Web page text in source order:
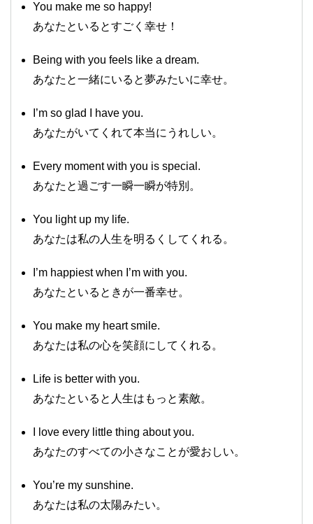
You make me so happy!
あなたといるとすごく幸せ！
Being with you feels like a dream.
あなたと一緒にいると夢みたいに幸せ。
I’m so glad I have you.
あなたがいてくれて本当にうれしい。
Every moment with you is special.
あなたと過ごす一瞬一瞬が特別。
You light up my life.
あなたは私の人生を明るくしてくれる。
I’m happiest when I’m with you.
あなたといるときが一番幸せ。
You make my heart smile.
あなたは私の心を笑顔にしてくれる。
Life is better with you.
あなたといると人生はもっと素敵。
I love every little thing about you.
あなたのすべての小さなことが愛おしい。
You’re my sunshine.
あなたは私の太陽みたい。